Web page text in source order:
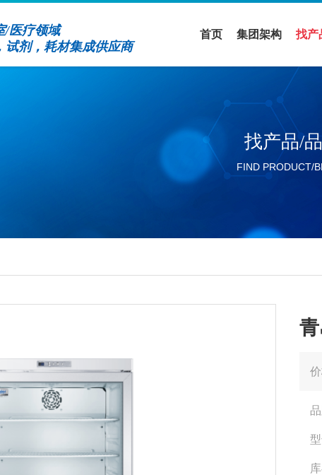
/医疗领域
试剂，耗材集成供应商
首页 集团架构
实验室设备领域
找产
找产品/
FIND PRODUCT/
价
型